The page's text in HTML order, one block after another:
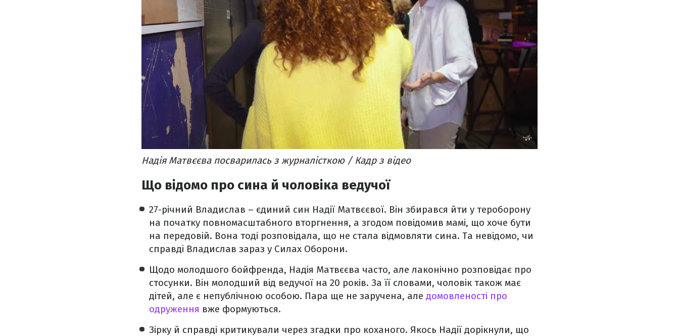
Надія Матвєєва посварилась з журналісткою / Кадр з відео
Що відомо про сина й чоловіка ведучої
27-річний Владислав – єдиний син Надії Матвєєвої. Він збирався йти у тероборону
на початку повномасштабного вторгнення, а згодом повідомив мамі, що хоче бути
на передовій. Вона тоді розповідала, що не стала відмовляти сина. Та невідомо, чи
справді Владислав зараз у Силах Оборони.
Щодо молодшого бойфренда, Надія Матвєєва часто, але лаконічно розповідає про
стосунки. Він молодший від ведучої на 20 років. За її словами, чоловік також має
дітей, але є непублічною особою. Пара ще не заручена, але домовленості про
одруження вже формуються.
Зірку й справді критикували через згадки про коханого. Якось Надії дорікнули, що